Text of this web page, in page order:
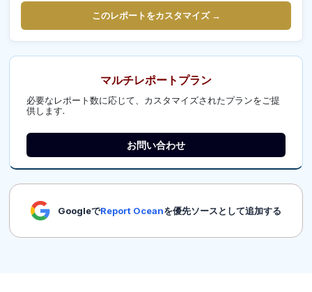
このレポートをカスタマイズ →
マルチレポートプラン
必要なレポート数に応じて、カスタマイズされたプランをご提
供します.
お問い合わせ
GoogleでReport Oceanを優先ソースとして追加する